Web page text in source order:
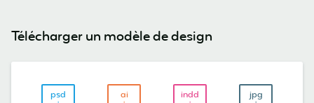
Télécharger un modèle de design